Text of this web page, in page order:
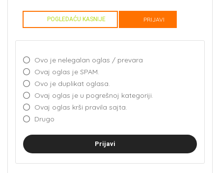
POGLEDAĆU KASNIJE PRIJAVI
Ovo je nelegalan oglas / prevara
Ovaj oglas je SPAM.
Ovo je duplikat oglasa.
Ovaj oglas je u pogrešnoj kategoriji.
Ovaj oglas krši pravila sajta.
Drugo
Prijavi